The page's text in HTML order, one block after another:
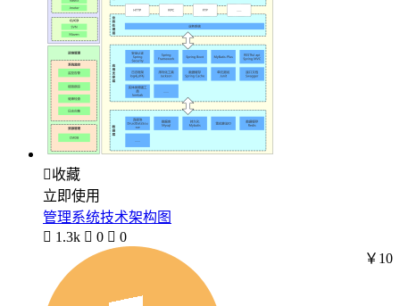
收藏
立即使用
管理系统技术架构图
 1.3k  0  0
￥10